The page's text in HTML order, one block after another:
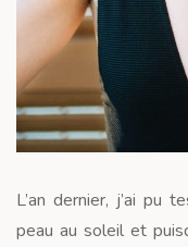
L’an dernier, j’ai pu
peau au soleil et